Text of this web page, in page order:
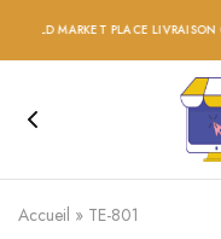
MARKET PLACE
Accueil » TE-801